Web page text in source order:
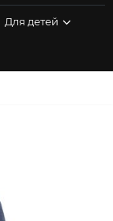
Для детей